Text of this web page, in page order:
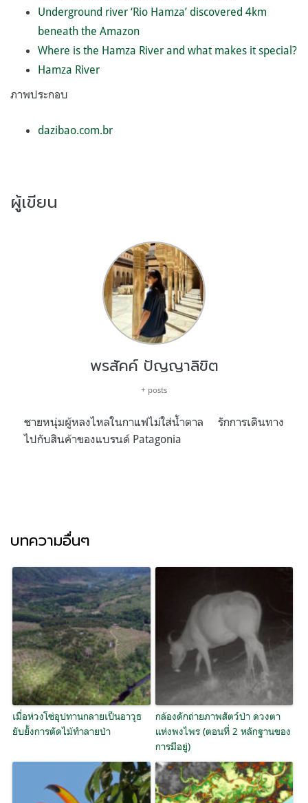
Underground river ‘Rio Hamza’ discovered 4km
beneath the Amazon
Where is the Hamza River and what makes it special?
Hamza River
ภาพประกอบ
dazibao.com.br
ผู้เขียน
พรสัคค์ ปัญญาลิขิต
+ posts
ชายหนุ่มผู้หลงไหลในกาแฟไม่ใส่น้ำตาล รักการเดินทาง
ไปกับสินค้าของแบรนด์ Patagonia
บทความอื่นๆ
เมื่อห่วงโซ่อุปทานกลายเป็นอาวุธ
ยับยั้งการตัดไม้ทำลายป่า
กล้องดักถ่ายภาพสัตว์ป่า ดวงตา
แห่งพงไพร (ตอนที่ 2 หลักฐานของ
การมีอยู่)